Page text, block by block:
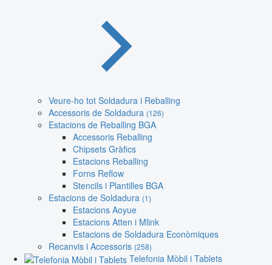
Veure-ho tot Soldadura i Reballing
Accessoris de Soldadura (126)
Estacions de Reballing BGA
Accessoris Reballing
Chipsets Gràfics
Estacions Reballing
Forns Reflow
Stencils i Plantilles BGA
Estacions de Soldadura (1)
Estacions Aoyue
Estacions Atten i Mlink
Estacions de Soldadura Econòmiques
Recanvis i Accessoris (258)
Telefonia Mòbil i Tablets